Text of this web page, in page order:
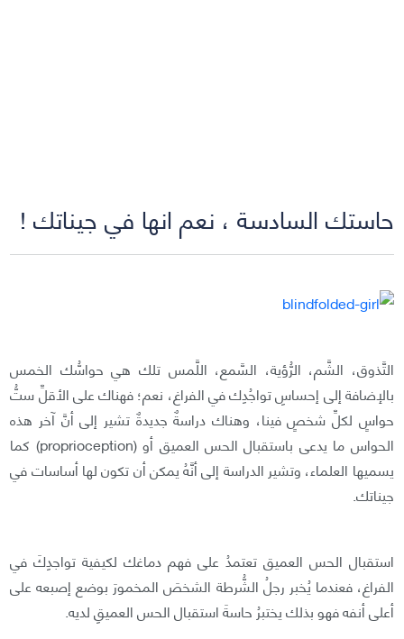
حاستك السادسة ، نعم انها في جيناتك !
التَّذوق، الشَّم، الرُّؤية، السَّمع، اللَّمس تلك هي حواسُّك الخمس
بالإضافة إلى إحساسِ تواجُدِك في الفراغ، نعم؛ فهناك على الأقلِّ ستُّ
حواسٍ لكلِّ شخصٍ فينا، وهناك دراسةٌ جديدةٌ تشير إلى أنَّ آخر هذه
الحواس ما يدعى باستقبال الحس العميق أو (proprioception) كما
يسميها العلماء، وتشير الدراسة إلى أنَّهُ يمكن أن تكون لها أساسات في
جيناتك.
استقبال الحس العميق تعتمدُ على فهم دماغك لكيفية تواجدِكَ في
الفراغ، فعندما يُخبر رجلُ الشُّرطة الشخصَ المخمورَ بوضع إصبعه على
أعلى أنفه فهو بذلك يختبرُ حاسةَ استقبال الحس العميقِ لديه.